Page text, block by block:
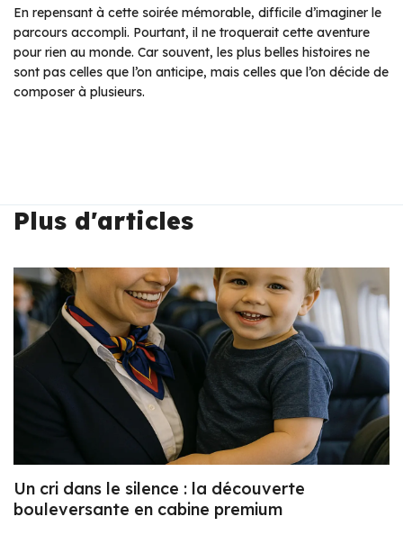
En repensant à cette soirée mémorable, difficile d’imaginer le
parcours accompli. Pourtant, il ne troquerait cette aventure
pour rien au monde. Car souvent, les plus belles histoires ne
sont pas celles que l’on anticipe, mais celles que l’on décide de
composer à plusieurs.
Plus d'articles
Un cri dans le silence : la découverte
bouleversante en cabine premium